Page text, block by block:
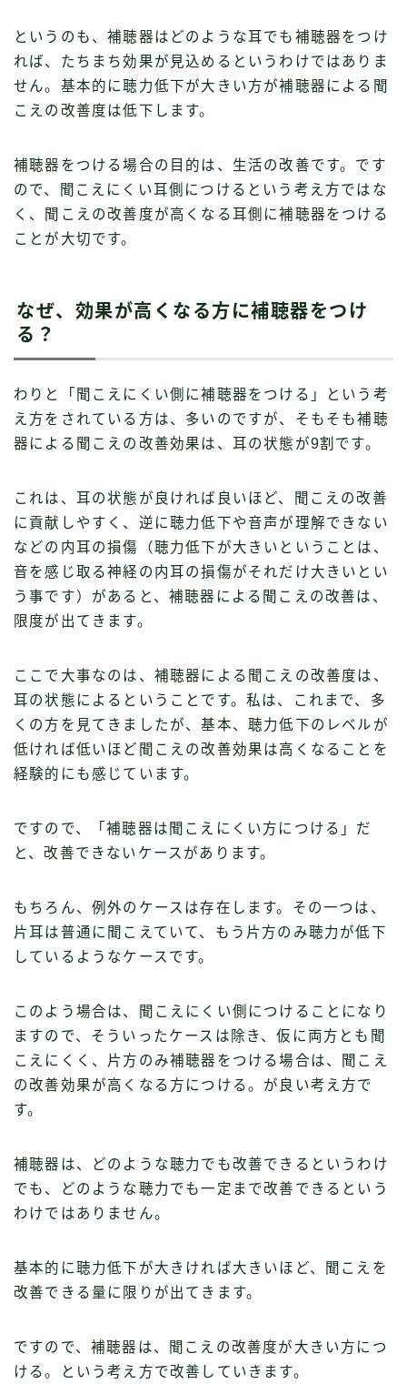
というのも、補聴器はどのような耳でも補聴器をつけ
れば、たちまち効果が見込めるというわけではありま
せん。基本的に聴力低下が大きい方が補聴器による聞
こえの改善度は低下します。
補聴器をつける場合の目的は、生活の改善です。です
ので、聞こえにくい耳側につけるという考え方ではな
く、聞こえの改善度が高くなる耳側に補聴器をつける
ことが大切です。
なぜ、効果が高くなる方に補聴器をつけ
る？
わりと「聞こえにくい側に補聴器をつける」という考
え方をされている方は、多いのですが、そもそも補聴
器による聞こえの改善効果は、耳の状態が9割です。
これは、耳の状態が良ければ良いほど、聞こえの改善
に貢献しやすく、逆に聴力低下や音声が理解できない
などの内耳の損傷（聴力低下が大きいということは、
音を感じ取る神経の内耳の損傷がそれだけ大きいとい
う事です）があると、補聴器による聞こえの改善は、
限度が出てきます。
ここで大事なのは、補聴器による聞こえの改善度は、
耳の状態によるということです。私は、これまで、多
くの方を見てきましたが、基本、聴力低下のレベルが
低ければ低いほど聞こえの改善効果は高くなることを
経験的にも感じています。
ですので、「補聴器は聞こえにくい方につける」だ
と、改善できないケースがあります。
もちろん、例外のケースは存在します。その一つは、
片耳は普通に聞こえていて、もう片方のみ聴力が低下
しているようなケースです。
このよう場合は、聞こえにくい側につけることになり
ますので、そういったケースは除き、仮に両方とも聞
こえにくく、片方のみ補聴器をつける場合は、聞こえ
の改善効果が高くなる方につける。が良い考え方で
す。
補聴器は、どのような聴力でも改善できるというわけ
でも、どのような聴力でも一定まで改善できるという
わけではありません。
基本的に聴力低下が大きければ大きいほど、聞こえを
改善できる量に限りが出てきます。
ですので、補聴器は、聞こえの改善度が大きい方につ
ける。という考え方で改善していきます。